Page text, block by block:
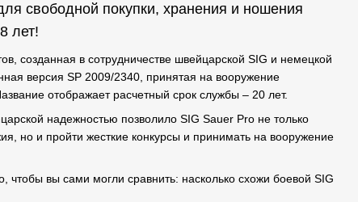
свободной покупки, хранения и ношения
лет!
созданная в сотрудничестве швейцарской SIG и немецкой
версия SP 2009/2340, принятая на вооружение
отображает расчетный срок службы – 20 лет.
надежностью позволило SIG Sauer Pro не только
но и пройти жесткие конкурсы и принимать на вооружение
вы сами могли сравнить: насколько схожи боевой SIG